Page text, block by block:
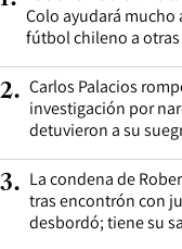
Colo ayudará mucho
fútbol chileno a otras
2. Carlos Palacios
investigación por
detuvieron a su
3. La condena de
tras encontrón con
desbordó; tiene su